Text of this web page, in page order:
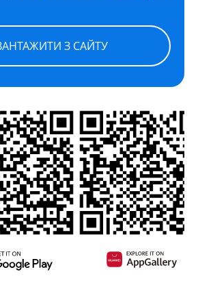
З САЙТУ